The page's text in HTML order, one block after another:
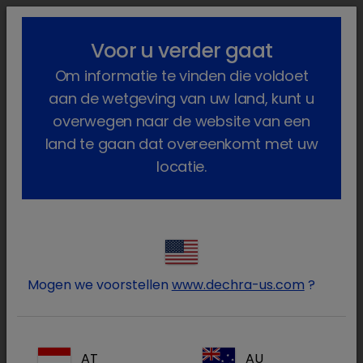
lock_outline search menu
Voedselproducerende dieren
Geneesmiddelen
Varken
Op diergeneeskundig voorschrif...
Fysiologische zoutoplossing
Voor u verder gaat
Om informatie te vinden die voldoet
aan de wetgeving van uw land, kunt u
overwegen naar de website van een
land te gaan dat overeenkomt met uw
locatie.
Mogen we voorstellen www.dechra-us.com ?
AT AU